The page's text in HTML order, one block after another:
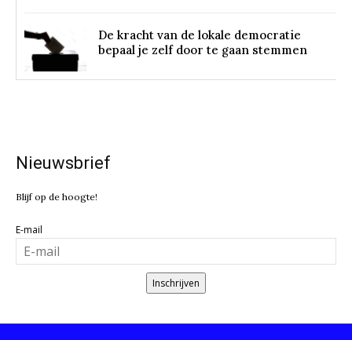
De kracht van de lokale democratie
bepaal je zelf door te gaan stemmen
Nieuwsbrief
Blijf op de hoogte!
E-mail
Inschrijven